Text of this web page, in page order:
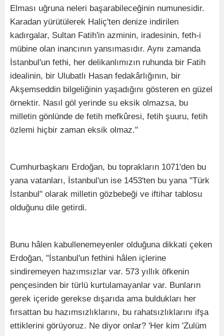
Elması uğruna neleri başarabileceğinin numunesidir.
Karadan yürütülerek Haliç'ten denize indirilen
kadırgalar, Sultan Fatih'in azminin, iradesinin, feth-i
mübine olan inancının yansımasıdır. Aynı zamanda
İstanbul'un fethi, her delikanlımızın ruhunda bir Fatih
idealinin, bir Ulubatlı Hasan fedakârlığının, bir
Akşemseddin bilgeliğinin yaşadığını gösteren en güzel
örnektir. Nasıl göl yerinde su eksik olmazsa, bu
milletin gönlünde de fetih mefkûresi, fetih şuuru, fetih
özlemi hiçbir zaman eksik olmaz."
Cumhurbaşkanı Erdoğan, bu toprakların 1071'den bu
yana vatanları, İstanbul'un ise 1453'ten bu yana "Türk
İstanbul" olarak milletin gözbebeği ve iftihar tablosu
olduğunu dile getirdi.
Bunu hâlen kabullenemeyenler olduğuna dikkati çeken
Erdoğan, "İstanbul'un fethini hâlen içlerine
sindiremeyen hazımsızlar var. 573 yıllık öfkenin
pençesinden bir türlü kurtulamayanlar var. Bunların
gerek içeride gerekse dışarıda ama buldukları her
fırsattan bu hazımsızlıklarını, bu rahatsızlıklarını ifşa
ettiklerini görüyoruz. Ne diyor onlar? 'Her kim 'Zulüm